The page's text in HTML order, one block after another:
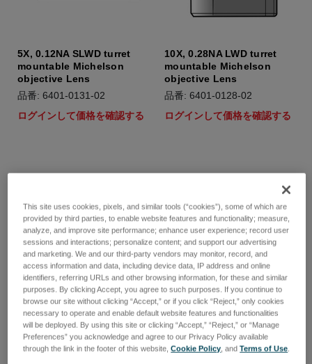
5X, 0.12NA SLWD turret
mountable Michelson
objective Lens
品番: 6401-0131-02
ログインして価格を確認する
10X, 0.28NA LWD turret
mountable Michelson
objective Lens
品番: 6401-0128-02
ログインして価格を確認する
5X, 0.14NA LWD turret
100X 0.85NA AF Mirau
This site uses cookies, pixels, and similar tools (“cookies”), some of which are
provided by third parties, to enable website features and functionality; measure,
analyze, and improve site performance; enhance user experience; record user
sessions and interactions; personalize content; and support our advertising
and marketing. We and our third-party vendors may monitor, record, and
access information and data, including device data, IP address and online
identifiers, referring URLs and other browsing information, for these and similar
purposes. By clicking Accept, you agree to such purposes. If you continue to
browse our site without clicking “Accept,” or if you click “Reject,” only cookies
necessary to operate and enable default website features and functionalities
will be deployed. By using this site or clicking “Accept,” “Reject,” or “Manage
Preferences” you acknowledge and agree to our Privacy Policy available
through the link in the footer of this website,Cookie Policy , andTerms of Use